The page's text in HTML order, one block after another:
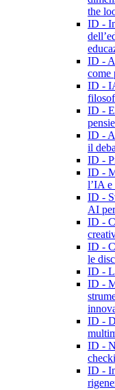
the
ID -
ID -
come
ID -
ID -
ID -
il
ID -
ID -
l’IA e
ID -
AI
ID -
ID -
le
ID -
ID -
ID -
ID -
ID -